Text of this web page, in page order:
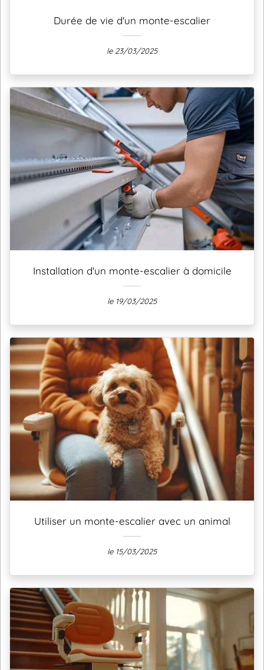
Durée de vie d'un monte-escalier
le 23/03/2025
Installation d'un monte-escalier à domicile
le 19/03/2025
Utiliser un monte-escalier avec un animal
le 15/03/2025